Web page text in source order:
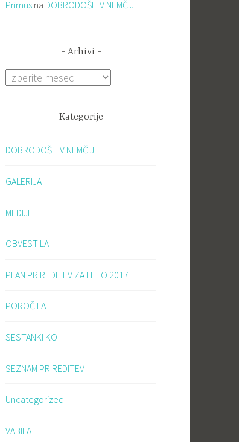
Primus na DOBRODOŠLI V NEMČIJI
Arhivi
Arhivi
Kategorije
DOBRODOŠLI V NEMČIJI
GALERIJA
MEDIJI
OBVESTILA
PLAN PRIREDITEV ZA LETO 2017
POROČILA
SESTANKI KO
SEZNAM PRIREDITEV
Uncategorized
VABILA